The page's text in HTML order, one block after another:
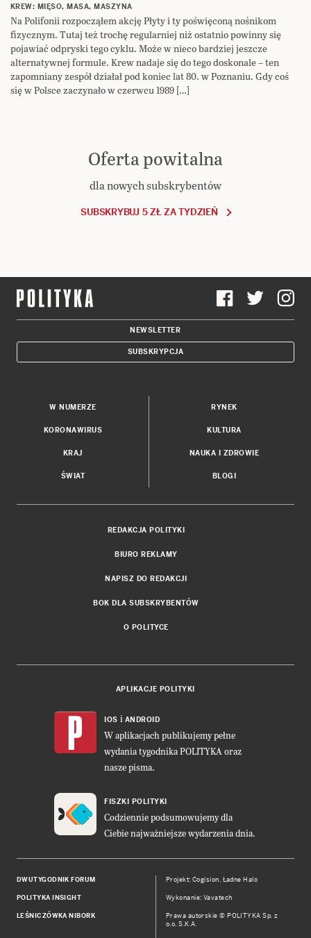
KREW: MIĘSO, MASA, MASZYNA
Na Polifonii rozpocząłem akcję Płyty i ty poświęconą nośnikom
fizycznym. Tutaj też trochę regularniej niż ostatnio powinny się
pojawiać odpryski tego cyklu. Może w nieco bardziej jeszcze
alternatywnej formule. Krew nadaje się do tego doskonale – ten
zapomniany zespół działał pod koniec lat 80. w Poznaniu. Gdy coś
się w Polsce zaczynało w czerwcu 1989 […]
Oferta powitalna
dla nowych subskrybentów
SUBSKRYBUJ 5 ZŁ ZA TYDZIEŃ
NEWSLETTER
SUBSKRYPCJA
W NUMERZE
KORONAWIRUS
KRAJ
ŚWIAT
RYNEK
KULTURA
NAUKA I ZDROWIE
BLOGI
REDAKCJA POLITYKI
BIURO REKLAMY
NAPISZ DO REDAKCJI
BOK DLA SUBSKRYBENTÓW
O POLITYCE
APLIKACJE POLITYKI
IOS i ANDROID
W aplikacjach publikujemy pełne
wydania tygodnika POLITYKA oraz
nasze pisma.
FISZKI POLITYKI
Codziennie podsumowujemy dla
Ciebie najważniejsze wydarzenia dnia.
DWUTYGODNIK FORUM
POLITYKA INSIGHT
LEŚNICZÓWKA NIBORK
Projekt:Cogision, Ładne Halo
Wykonanie: Vavatech
Prawa autorskie © POLITYKA Sp. z
o.o. S.K.A.